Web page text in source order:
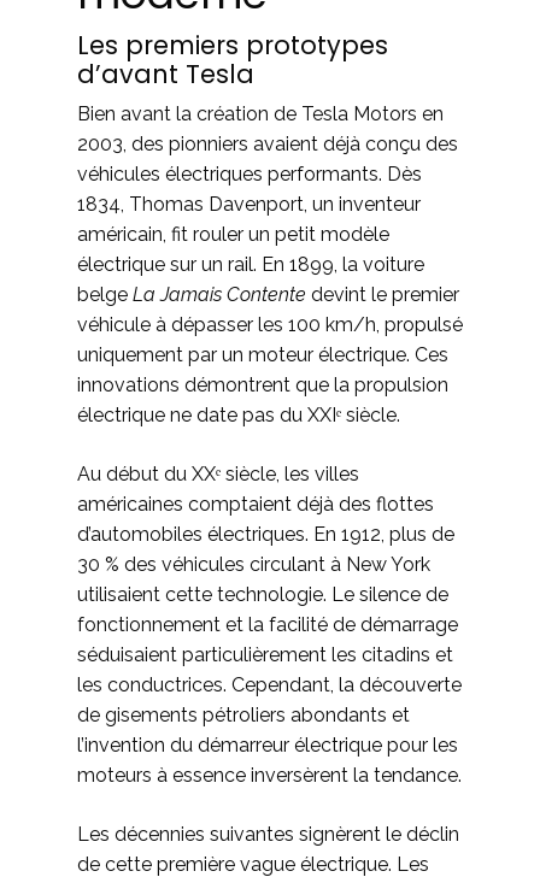
Les premiers prototypes
d’avant Tesla
Bien avant la création de Tesla Motors en
2003, des pionniers avaient déjà conçu des
véhicules électriques performants. Dès
1834, Thomas Davenport, un inventeur
américain, fit rouler un petit modèle
électrique sur un rail. En 1899, la voiture
belge La Jamais Contente devint le premier
véhicule à dépasser les 100 km/h, propulsé
uniquement par un moteur électrique. Ces
innovations démontrent que la propulsion
électrique ne date pas du XXIᵉ siècle.
Au début du XXᵉ siècle, les villes
américaines comptaient déjà des flottes
d’automobiles électriques. En 1912, plus de
30 % des véhicules circulant à New York
utilisaient cette technologie. Le silence de
fonctionnement et la facilité de démarrage
séduisaient particulièrement les citadins et
les conductrices. Cependant, la découverte
de gisements pétroliers abondants et
l’invention du démarreur électrique pour les
moteurs à essence inversèrent la tendance.
Les décennies suivantes signèrent le déclin
de cette première vague électrique. Les